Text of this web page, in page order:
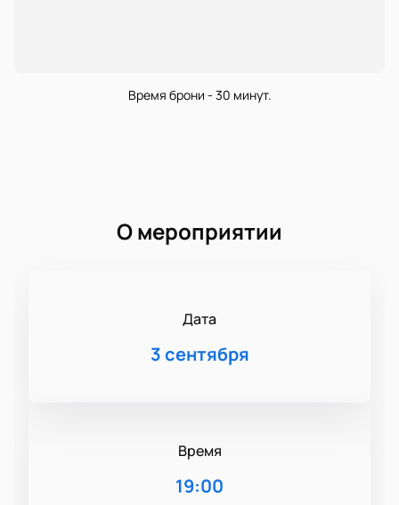
Время брони - 30 минут.
О мероприятии
Дата
3 сентября
Время
19:00